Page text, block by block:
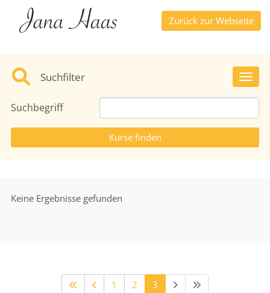
Zurück zur Webseite
Suchfilter
Suchbegriff
Keine Ergebnisse gefunden
1 2 3